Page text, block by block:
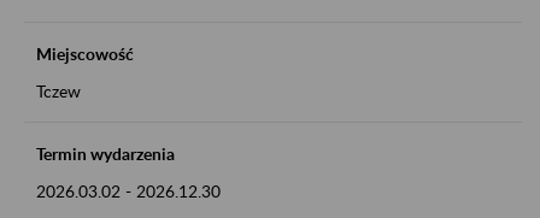
Miejscowość
Tczew
Termin wydarzenia
2026.03.02 - 2026.12.30